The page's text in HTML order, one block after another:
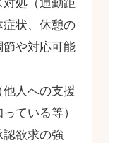
処（通勤距
状、休憩の
や対応可能
人への支援
ている等）
欲求の強